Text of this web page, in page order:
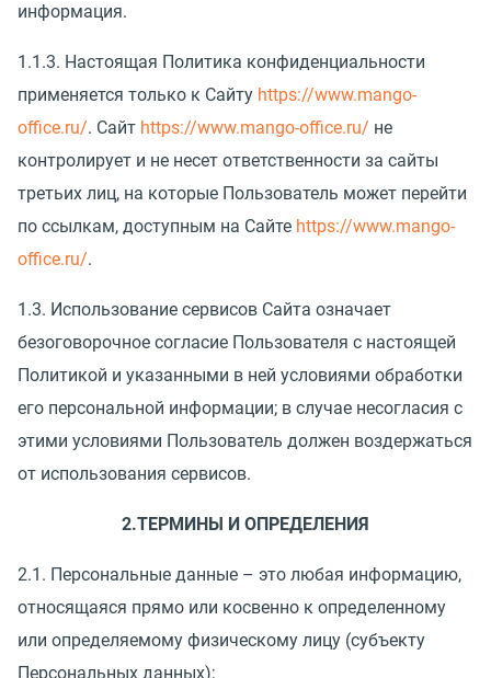
информация.
1.1.3. Настоящая Политика конфиденциальности
применяется только к Сайту https://www.mango-
office.ru/. Сайт https://www.mango-office.ru/ не
контролирует и не несет ответственности за сайты
третьих лиц, на которые Пользователь может перейти
по ссылкам, доступным на Сайте https://www.mango-
office.ru/.
1.3. Использование сервисов Сайта означает
безоговорочное согласие Пользователя с настоящей
Политикой и указанными в ней условиями обработки
его персональной информации; в случае несогласия с
этими условиями Пользователь должен воздержаться
от использования сервисов.
2.ТЕРМИНЫ И ОПРЕДЕЛЕНИЯ
2.1. Персональные данные – это любая информацию,
относящаяся прямо или косвенно к определенному
или определяемому физическому лицу (субъекту
Персональных данных);